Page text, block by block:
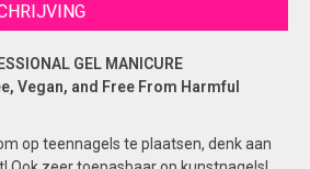
GEL MANICURE
Vegan, and Free From Harmful
op teennagels te plaatsen, denk aan